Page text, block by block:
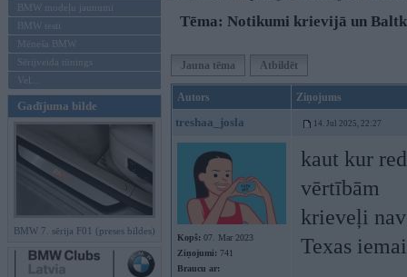
BMW modeļu jaunumi
BMW testi
Mēneša BMW
Sērijveida tūnings
Vel...
Gadījuma bilde
BMW 7. sērija F01 (preses bildes)
Tēma: Notikumi krievijā un
Jauna tēma Atbildēt
Autors Ziņojums
treshaa_josla 14. Jul 2025, 22:27
Kopš: 07. Mar 2023
Ziņojumi: 741
Braucu ar:
kaut kur
vērtībām
krieveļi
Texas